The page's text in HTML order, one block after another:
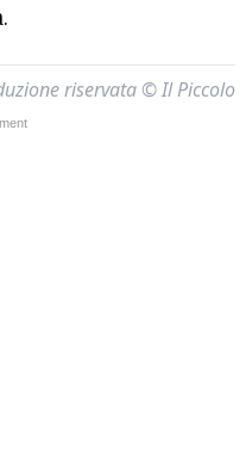
riservata © Il Piccolo